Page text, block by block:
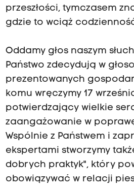
przeszłości, tymczasem
gdzie to wciąż
Oddamy głos naszym
Państwo zdecydują w
prezentowanych
komu wręczymy 17
potwierdzający wielkie
zaangażowanie w
Wspólnie z Państwem i
ekspertami stworzymy
dobrych praktyk", który
obowiązywać w relacji